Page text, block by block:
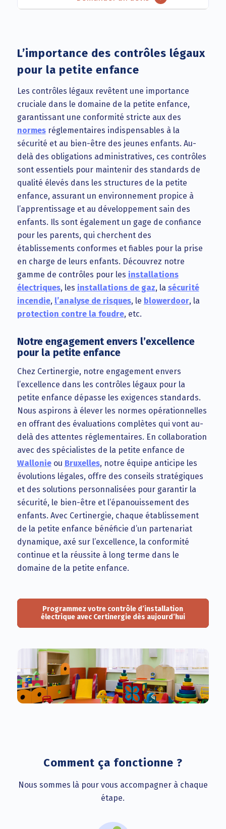
L’importance des contrôles légaux
pour la petite enfance
Les contrôles légaux revêtent une importance
cruciale dans le domaine de la petite enfance,
garantissant une conformité stricte aux des
normesréglementaires indispensables à la
sécurité et au bien-être des jeunes enfants. Au-
delà des obligations administratives, ces contrôles
sont essentiels pour maintenir des standards de
qualité élevés dans les structures de la petite
enfance, assurant un environnement propice à
l’apprentissage et au développement sain des
enfants. Ils sont également un gage de confiance
pour les parents, qui cherchent des
établissements conformes et fiables pour la prise
en charge de leurs enfants. Découvrez notre
gamme de contrôles pour les installations
électriques, les installations de gaz, la sécurité
incendie, l’analyse de risques, le blowerdoor, la
protection contre la foudre, etc.
Notre engagement envers l’excellence
pour la petite enfance
Chez Certinergie, notre engagement envers
l’excellence dans les contrôles légaux pour la
petite enfance dépasse les exigences standards.
Nous aspirons à élever les normes opérationnelles
en offrant des évaluations complètes qui vont au-
delà des attentes réglementaires. En collaboration
avec des spécialistes de la petite enfance de
Wallonieou Bruxelles, notre équipe anticipe les
évolutions légales, offre des conseils stratégiques
et des solutions personnalisées pour garantir la
sécurité, le bien-être et l’épanouissement des
enfants. Avec Certinergie, chaque établissement
de la petite enfance bénéficie d’un partenariat
dynamique, axé sur l’excellence, la conformité
continue et la réussite à long terme dans le
domaine de la petite enfance.
Programmez votre contrôle d’installation
électrique avec Certinergie dès aujourd’hui
Comment ça fonctionne ?
Nous sommes là pour vous accompagner à chaque
étape.